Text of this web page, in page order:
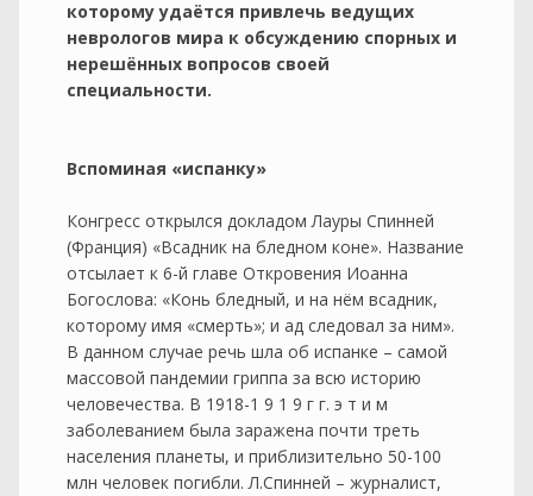
которому удаётся привлечь ведущих
неврологов мира к обсуждению спорных и
нерешённых вопросов своей
специальности.
Вспоминая «испанку»
Конгресс открылся докладом Лауры Спинней
(Франция) «Всадник на бледном коне». Название
отсылает к 6-й главе Откровения Иоанна
Богослова: «Конь бледный, и на нём всадник,
которому имя «смерть»; и ад следовал за ним».
В данном случае речь шла об испанке – самой
массовой пандемии гриппа за всю историю
человечества. В 1918-1 9 1 9 г г. э т и м
заболеванием была заражена почти треть
населения планеты, и приблизительно 50-100
млн человек погибли. Л.Спинней – журналист,